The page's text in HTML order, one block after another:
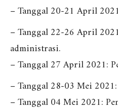
– Tanggal 20-21 April
– Tanggal 22-26 April
administrasi.
– Tanggal 27 April 2021:
– Tanggal 28-03 Mei
– Tanggal 04 Mei 2021: